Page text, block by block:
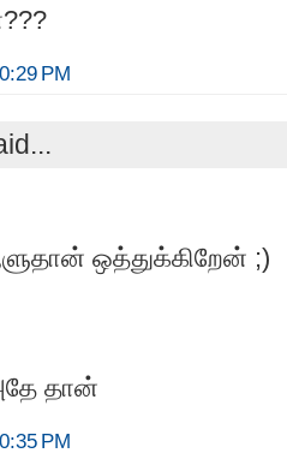
PM
ஒத்துக்கிறேன் ;)
தான்
PM